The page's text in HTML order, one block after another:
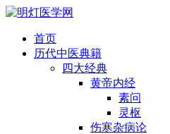
首页
历代中医典籍
四大经典
黄帝内经
素问
灵枢
伤寒杂病论